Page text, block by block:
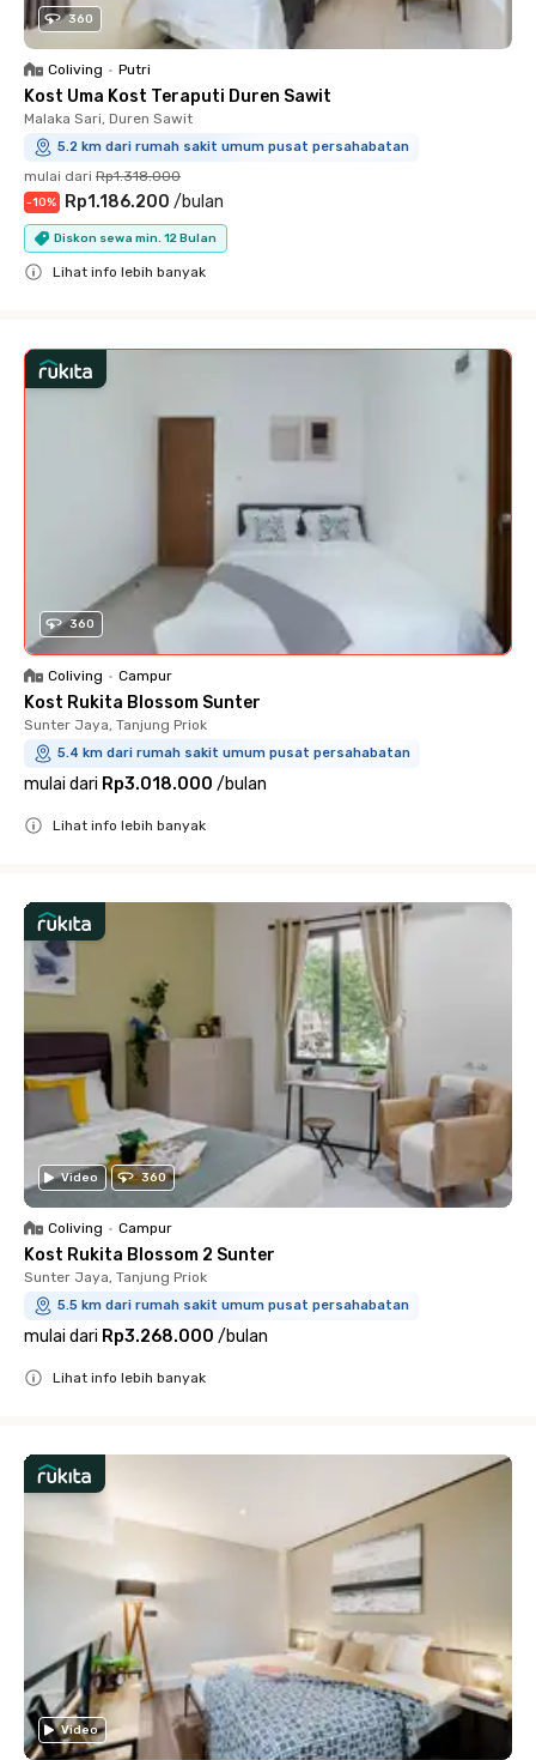
360
Coliving • Putri
Kost Uma Kost Teraputi Duren Sawit
Malaka Sari, Duren Sawit
5.2 km dari rumah sakit umum pusat persahabatan
mulai dari Rp1.318.000
-10% Rp1.186.200 /bulan
Diskon sewa min. 12 Bulan
Lihat info lebih banyak
360
Coliving • Campur
Kost Rukita Blossom Sunter
Sunter Jaya, Tanjung Priok
5.4 km dari rumah sakit umum pusat persahabatan
mulai dari Rp3.018.000 /bulan
Lihat info lebih banyak
Video 360
Coliving • Campur
Kost Rukita Blossom 2 Sunter
Sunter Jaya, Tanjung Priok
5.5 km dari rumah sakit umum pusat persahabatan
mulai dari Rp3.268.000 /bulan
Lihat info lebih banyak
Video